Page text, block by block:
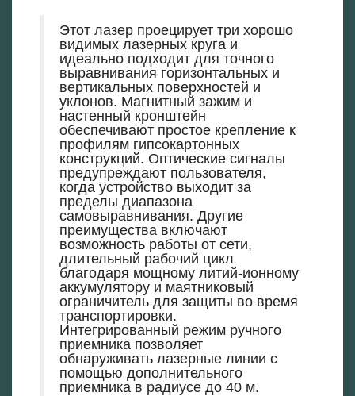
Этот лазер проецирует три хорошо
видимых лазерных круга и
идеально подходит для точного
выравнивания горизонтальных и
вертикальных поверхностей и
уклонов. Магнитный зажим и
настенный кронштейн
обеспечивают простое крепление к
профилям гипсокартонных
конструкций. Оптические сигналы
предупреждают пользователя,
когда устройство выходит за
пределы диапазона
самовыравнивания. Другие
преимущества включают
возможность работы от сети,
длительный рабочий цикл
благодаря мощному литий-ионному
аккумулятору и маятниковый
ограничитель для защиты во время
транспортировки.
Интегрированный режим ручного
приемника позволяет
обнаруживать лазерные линии с
помощью дополнительного
приемника в радиусе до 40 м.